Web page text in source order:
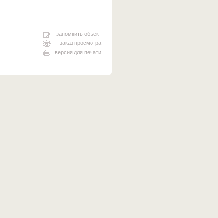
запомнить объект
заказ просмотра
версия для печати